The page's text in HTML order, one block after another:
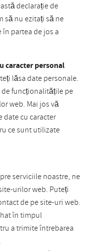
declarație de
să nu ezitați să ne
partea de jos a
caracter personal
lăsa date personale.
de funcționalitățile pe
web. Mai jos vă
cu caracter
ce sunt utilizate
serviciile noastre, ne
urilor web. Puteți
de pe site-uri web.
în timpul
a trimite întrebarea